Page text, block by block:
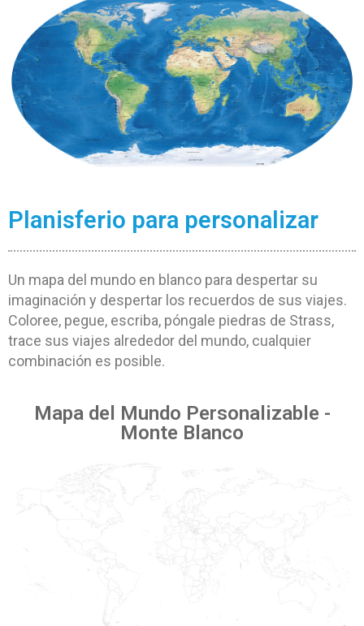
Planisferio para personalizar
Un mapa del mundo en blanco para despertar su
imaginación y despertar los recuerdos de sus viajes.
Coloree, pegue, escriba, póngale piedras de Strass,
trace sus viajes alrededor del mundo, cualquier
combinación es posible.
Mapa del Mundo Personalizable -
Monte Blanco